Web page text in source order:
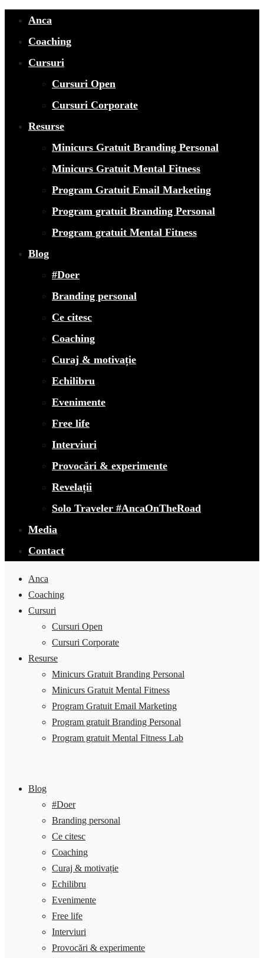
Anca
Coaching
Cursuri
Cursuri Open
Cursuri Corporate
Resurse
Minicurs Gratuit Branding Personal
Minicurs Gratuit Mental Fitness
Program Gratuit Email Marketing
Program gratuit Branding Personal
Program gratuit Mental Fitness
Blog
#Doer
Branding personal
Ce citesc
Coaching
Curaj & motivație
Echilibru
Evenimente
Free life
Interviuri
Provocări & experimente
Revelații
Solo Traveler #AncaOnTheRoad
Media
Contact
Anca
Coaching
Cursuri
Cursuri Open
Cursuri Corporate
Resurse
Minicurs Gratuit Branding Personal
Minicurs Gratuit Mental Fitness
Program Gratuit Email Marketing
Program gratuit Branding Personal
Program gratuit Mental Fitness Lab
Blog
#Doer
Branding personal
Ce citesc
Coaching
Curaj & motivație
Echilibru
Evenimente
Free life
Interviuri
Provocări & experimente